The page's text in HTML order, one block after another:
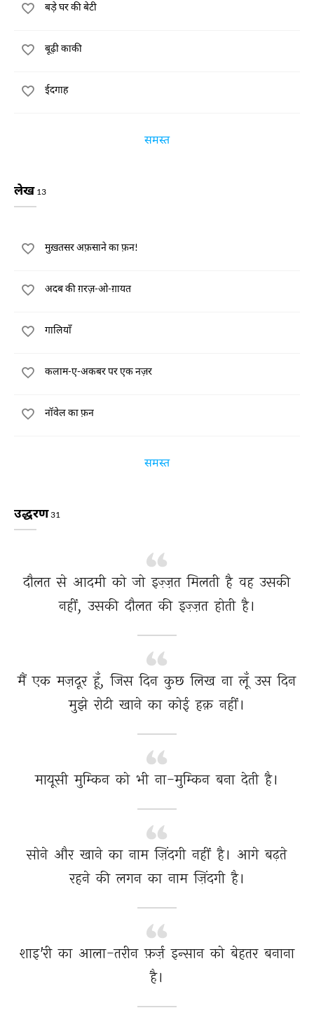
बड़े घर की बेटी
बूढ़ी काकी
ईदगाह
समस्त
लेख 13
मुख़तसर अफ़साने का फ़न!
अदब की ग़रज़-ओ-ग़ायत
गालियाँ
कलाम-ए-अकबर पर एक नज़र
नॉवेल का फ़न
समस्त
उद्धरण31
दौलत से आदमी को जो इज़्ज़त मिलती है वह उसकी
नहीं, उसकी दौलत की इज़्ज़त होती है।
मैं एक मज़दूर हूँ, जिस दिन कुछ लिख ना लूँ उस दिन
मुझे रोटी खाने का कोई हक़ नहीं।
मायूसी मुम्किन को भी ना-मुम्किन बना देती है।
सोने और खाने का नाम ज़िंदगी नहीं है। आगे बढ़ते
रहने की लगन का नाम ज़िंदगी है।
शाइ'री का आला-तरीन फ़र्ज़ इन्सान को बेहतर बनाना
है।